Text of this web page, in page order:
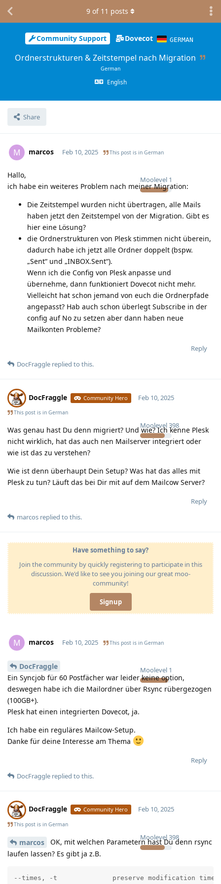
Community Support Dovecot GERMAN
Ordnerstrukturen & Zeitstempel nach Migration
German
English
Share
9 of 11 posts
M marcos
Moolevel 1
Feb 10, 2025 This post is in German
Hallo,
ich habe ein weiteres Problem nach meiner Migration:
Die Zeitstempel wurden nicht übertragen, alle Mails
haben jetzt den Zeitstempel von der Migration. Gibt es
hier eine Lösung?
die Ordnerstrukturen von Plesk stimmen nicht überein,
dadurch habe ich jetzt alle Ordner doppelt (bspw.
„Sent“ und „INBOX.Sent“).
Wenn ich die Config von Plesk anpasse und
übernehme, dann funktioniert Dovecot nicht mehr.
Vielleicht hat schon jemand von euch die Ordnerpfade
angepasst? Hab auch schon überlegt Subscribe in der
config auf No zu setzen aber dann haben neue
Mailkonten Probleme?
Reply
DocFraggle replied to this.
DocFraggle Community Hero
Moolevel398
Feb 10, 2025
This post is in German
Was genau hast Du denn migriert? Und wie? Ich kenne Plesk
nicht wirklich, hat das auch nen Mailserver integriert oder
wie ist das zu verstehen?
Wie ist denn überhaupt Dein Setup? Was hat das alles mit
Plesk zu tun? Läuft das bei Dir mit auf dem Mailcow Server?
Reply
marcos replied to this.
Have something to say?
Join the community by quickly registering to participate in this
discussion. We'd like to see you joining our great moo-
community!
Signup
M marcos
Moolevel 1
Feb 10, 2025 This post is in German
DocFraggle
Ein Syncjob für 60 Postfächer war leider keine option,
deswegen habe ich die Mailordner über Rsync rübergezogen
(100GB+).
Plesk hat einen integrierten Dovecot, ja.
Ich habe ein reguläres Mailcow-Setup.
Danke für deine Interesse am Thema
Reply
DocFraggle replied to this.
DocFraggle Community Hero
Moolevel398
Feb 10, 2025
This post is in German
marcos
OK, mit welchen Parametern hast Du denn rsync
laufen lassen? Es gibt ja z.B.
--times, -t              preserve modification times